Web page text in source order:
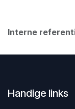
Interne
Handige links